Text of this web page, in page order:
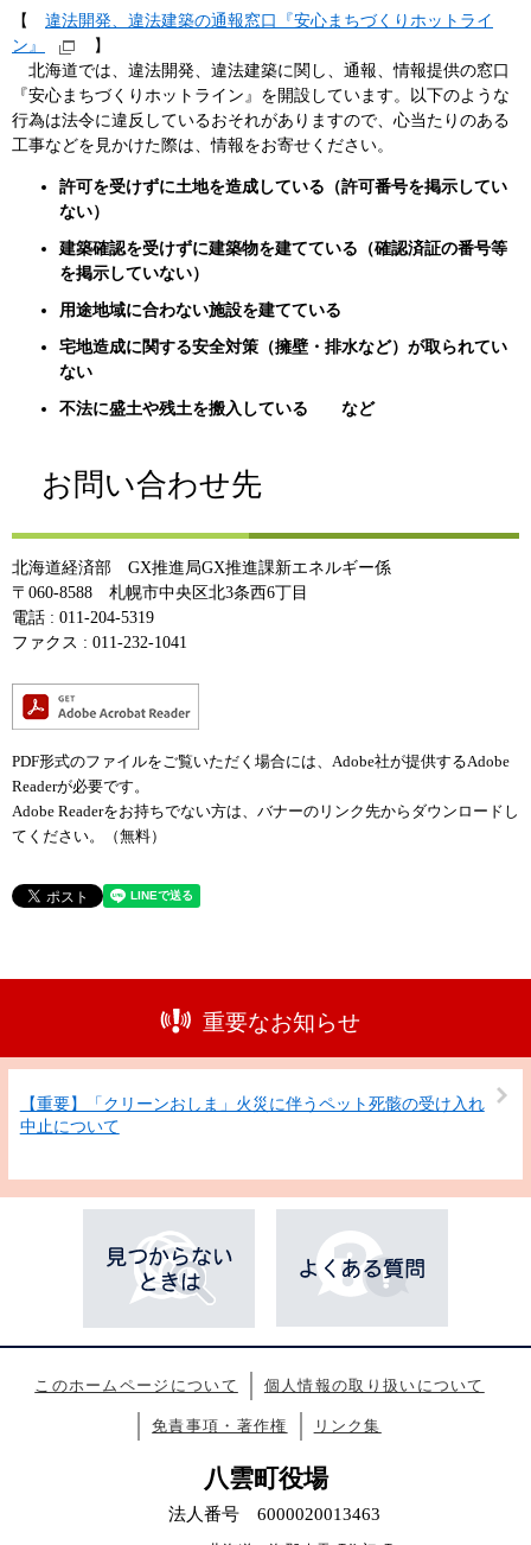
【 違法開発、違法建築の通報窓口『安心まちづくりホットライ
ン』
】
​ 北海道では、違法開発、違法建築に関し、通報、情報提供の窓口
『安心まちづくりホットライン』を開設しています。以下のような
行為は法令に違反しているおそれがありますので、心当たりのある
工事などを見かけた際は、情報をお寄せください。
許可を受けずに土地を造成している（許可番号を掲示してい
ない）
建築確認を受けずに建築物を建てている（確認済証の番号等
を掲示していない）
用途地域に合わない施設を建てている
宅地造成に関する安全対策（擁壁・排水など）が取られてい
ない
不法に盛土や残土を搬入している など
お問い合わせ先
北海道経済部 GX推進局GX推進課新エネルギー係
〒060-8588 札幌市中央区北3条西6丁目
電話 : 011-204-5319
ファクス : 011-232-1041
PDF形式のファイルをご覧いただく場合には、Adobe社が提供するAdobe
Readerが必要です。
Adobe Readerをお持ちでない方は、バナーのリンク先からダウンロードし
てください。（無料）
重要なお知らせ
【重要】「クリーンおしま」火災に伴うペット死骸の受け入れ
中止について
このホームページについて 個人情報の取り扱いについて
免責事項・著作権 リンク集
八雲町役場
法人番号 6000020013463